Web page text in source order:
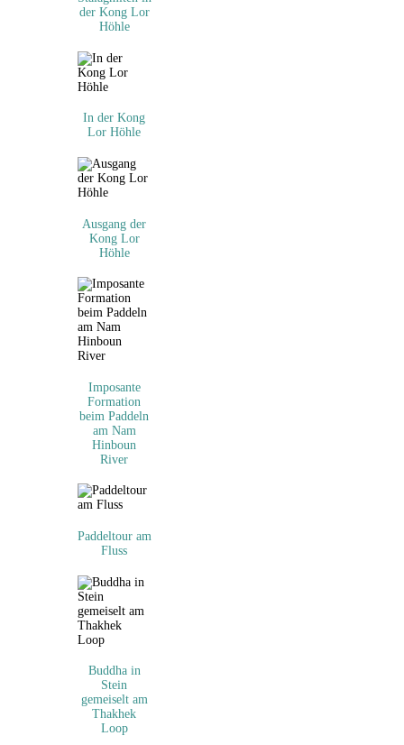
der Kong Lor
Höhle
In der Kong
Lor Höhle
Ausgang der
Kong Lor
Höhle
Imposante
Formation
beim Paddeln
am Nam
Hinboun
River
Paddeltour am
Fluss
Buddha in
Stein
gemeiselt am
Thakhek
Loop